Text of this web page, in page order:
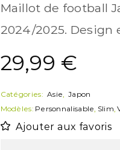
Maillot de football
2024/2025.
29,99 €
Catégories: Asie, Japon
Modèles: Personnalisable, Slim,
Ajouter aux favoris